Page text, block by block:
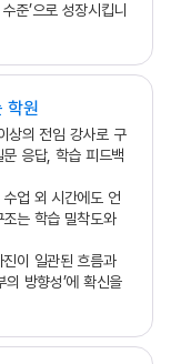
준’으로 성장시킵니
학원
상의 전임 강사로 구
응답, 학습 피드백
업 외 시간에도 언
는 학습 밀착도와
이 일관된 흐름과
방향성’에 확신을